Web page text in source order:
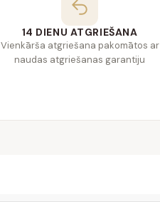
14 DIENU ATGRIEŠANA
Vienkārša atgriešana pakomātos ar
naudas atgriešanas garantiju